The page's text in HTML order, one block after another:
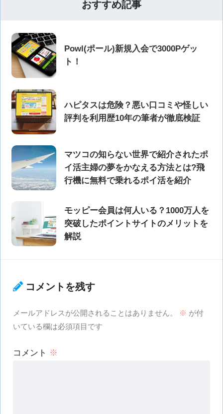
おすすめ記事
Powl(ポール)新規入会で3000Pゲッ
ト！
ハピタスは危険？悪い口コミや怪しい
評判を利用歴10年の筆者が徹底検証
マツコの知らない世界で紹介されたポ
イ活主婦の夢をかなえる方法とは?飛
行機に無料で乗れるポイ活を紹介
モッピー会員は何人いる？1000万人を
突破したポイントサイトのメリットを
解説
コメントを残す
メールアドレスが公開されることはありません。 ※ が付
いている欄は必須項目です
コメント ※